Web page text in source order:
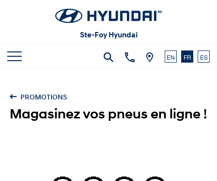
Ste-Foy Hyundai
EN FR ES
PROMOTIONS
Magasinez vos pneus en ligne !